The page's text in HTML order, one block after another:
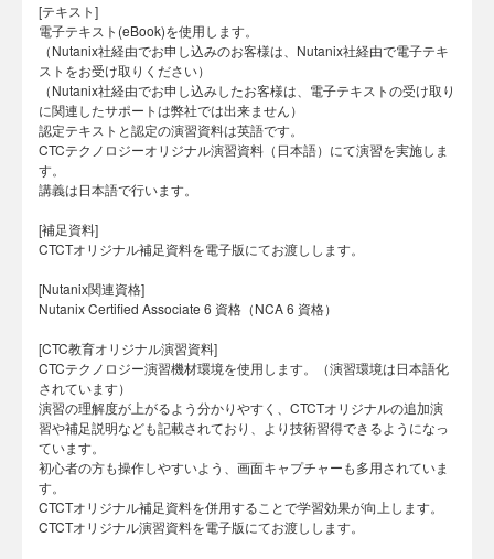
[テキスト]
電子テキスト(eBook)を使用します。
（Nutanix社経由でお申し込みのお客様は、Nutanix社経由で電子テキ
ストをお受け取りください）
（Nutanix社経由でお申し込みしたお客様は、電子テキストの受け取り
に関連したサポートは弊社では出来ません）
認定テキストと認定の演習資料は英語です。
CTCテクノロジーオリジナル演習資料（日本語）にて演習を実施しま
す。
講義は日本語で行います。
[補足資料]
CTCTオリジナル補足資料を電子版にてお渡しします。
[Nutanix関連資格]
Nutanix Certified Associate 6 資格（NCA 6 資格）
[CTC教育オリジナル演習資料]
CTCテクノロジー演習機材環境を使用します。（演習環境は日本語化
されています）
演習の理解度が上がるよう分かりやすく、CTCTオリジナルの追加演
習や補足説明なども記載されており、より技術習得できるようになっ
ています。
初心者の方も操作しやすいよう、画面キャプチャーも多用されていま
す。
CTCTオリジナル補足資料を併用することで学習効果が向上します。
CTCTオリジナル演習資料を電子版にてお渡しします。